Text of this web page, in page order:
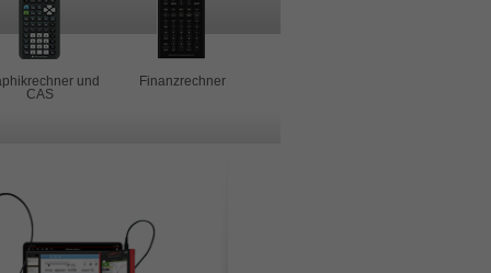
und
CAS
Finanzrechner